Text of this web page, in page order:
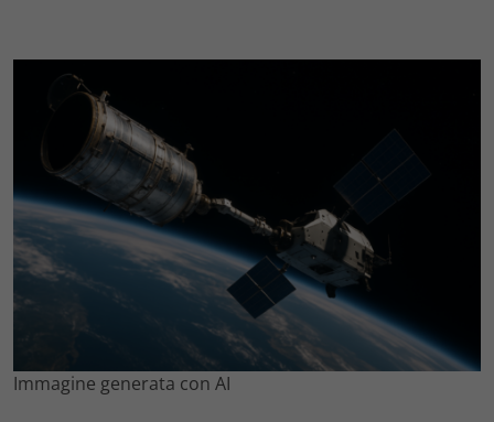
Immagine generata con AI